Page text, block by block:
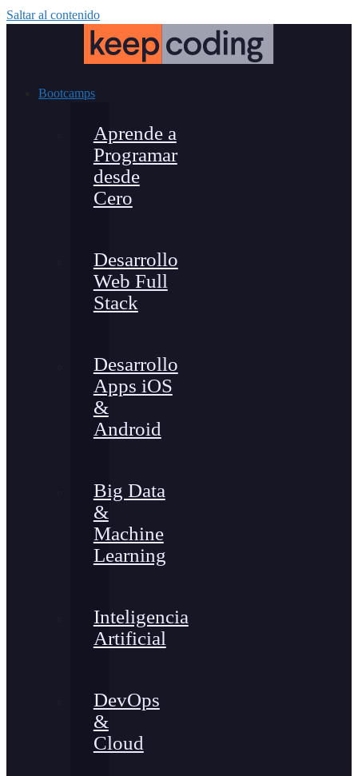
Saltar al contenido
Bootcamps
Aprende a
Programar
desde
Cero
Desarrollo
Web Full
Stack
Desarrollo
Apps iOS
&
Android
Big Data
&
Machine
Learning
Inteligencia
Artificial
DevOps
&
Cloud